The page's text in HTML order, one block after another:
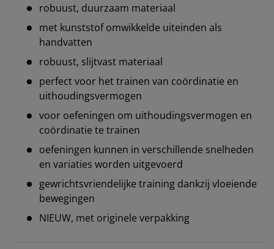
robuust, duurzaam materiaal
met kunststof omwikkelde uiteinden als
handvatten
robuust, slijtvast materiaal
perfect voor het trainen van coördinatie en
uithoudingsvermogen
voor oefeningen om uithoudingsvermogen en
coördinatie te trainen
oefeningen kunnen in verschillende snelheden
en variaties worden uitgevoerd
gewrichtsvriendelijke training dankzij vloeiende
bewegingen
NIEUW, met originele verpakking